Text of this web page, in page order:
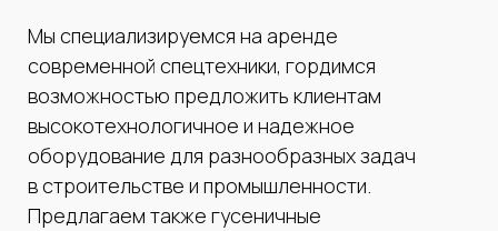
Мы специализируемся на аренде
современной спецтехники, гордимся
возможностью предложить клиентам
высокотехнологичное и надежное
оборудование для разнообразных задач
в строительстве и промышленности.
Предлагаем также гусеничные